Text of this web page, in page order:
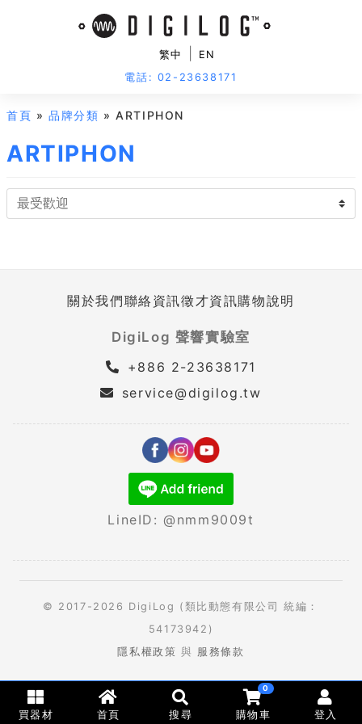
繁中
EN
電話: 02-23638171
首頁 »品牌分類 » ARTIPHON
ARTIPHON
關於我們聯絡資訊徵才資訊購物說明
DigiLog 聲響實驗室
+886 2-23638171
service@digilog.tw
LineID: @nmm9009t
© 2017-2026 DigiLog (類比動態有限公司 統編：
54173942)
隱私權政策 與 服務條款
買器材 首頁 搜尋
0
購物車 登入